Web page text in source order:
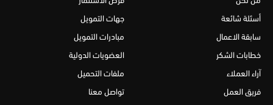
أسئلة شائعة
سابقة الاعمال
خطابات الشكر
آراء العملاء
فريق العمل
جهات التمويل
مبادرات التمويل
العضويات الدولية
ملفات التحميل
تواصل معنا